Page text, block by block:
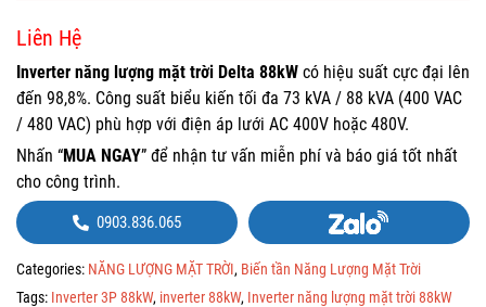
Liên Hệ
Inverter năng lượng mặt trời Delta 88kW có hiệu suất cực đại lên
đến 98,8%. Công suất biểu kiến tối đa 73 kVA / 88 kVA (400 VAC
/ 480 VAC) phù hợp với điện áp lưới AC 400V hoặc 480V.
Nhấn “MUA NGAY” để nhận tư vấn miễn phí và báo giá tốt nhất
cho công trình.
0903.836.065
Categories: NĂNG LƯỢNG MẶT TRỜI, Biến tần Năng Lượng Mặt Trời
Tags: Inverter 3P 88kW, inverter 88kW, Inverter năng lượng mặt trời 88kW